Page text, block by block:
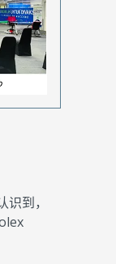
到，